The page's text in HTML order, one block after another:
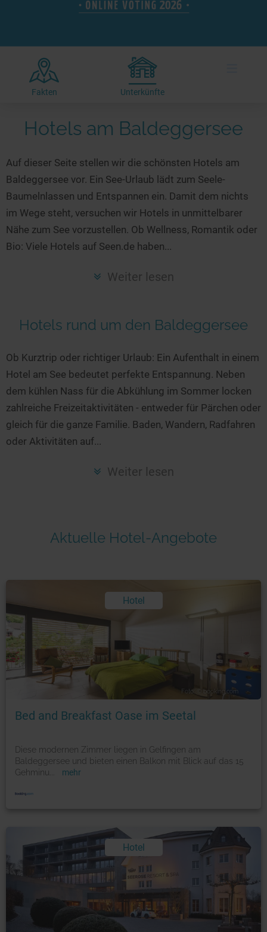
Radtouren am See
Kitesurfen
Kanu- & Kajaktouren
Badeseen in Deutschland
Wellness am See
Urlaub an der Küste
Unterkünfte
Hotels am See
Ferienwohnungen
Camping
Kanu- & Kajak-Urlaub
Wanderurlaub
Bikeurlaub
Auszeit & Wellness
Camping am See
Top-Hotels
Familienhotels
Wellness-Hotels
Biohotels
Ausgefallenes
Häuser auf dem Wasser
Hundefreundliche Unterkünfte
Seen in Deutschland
Seen in Europa
Überwachte Badestellen
Unsere See-Highlights
Deutschlands schönste Seen
Top Seen nach Bundesländern
Top Seen nach Regionen
Deutschlands Lieblingsseen
Frankreich
Niederlande
Schweden
Norwegen
alle Länder…
Fakten Unterkünfte
Hotels am Baldeggersee
Auf dieser Seite stellen wir die schönsten Hotels am
Baldeggersee vor. Ein See-Urlaub lädt zum Seele-
Baumelnlassen und Entspannen ein. Damit dem nichts
im Wege steht, versuchen wir Hotels in unmittelbarer
Nähe zum See vorzustellen. Ob Wellness, Romantik oder
Bio: Viele Hotels auf Seen.de haben...
Weiter lesen
Hotels rund um den Baldeggersee
Ob Kurztrip oder richtiger Urlaub: Ein Aufenthalt in einem
Hotel am See bedeutet perfekte Entspannung. Neben
dem kühlen Nass für die Abkühlung im Sommer locken
zahlreiche Freizeitaktivitäten - entweder für Pärchen oder
gleich für die ganze Familie. Baden, Wandern, Radfahren
oder Aktivitäten auf...
Weiter lesen
Aktuelle Hotel-Angebote
Hotel
Foto: © booking.com
Bed and Breakfast Oase im Seetal
Diese modernen Zimmer liegen in Gelfingen am
Baldeggersee und bieten einen Balkon mit Blick auf das 15
Gehminu
mehr
Hotel